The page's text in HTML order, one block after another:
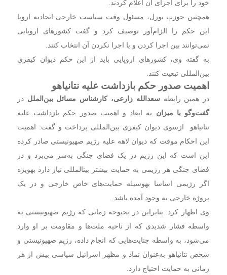
خود را برای اجرای آن اعلام کردند.
همچنین جوزپ بورل، مسئول وقت سیاست خارجی اتحادیه اروپا
این حکم را الزام‌آور توصیف کرد و گفت کشور‌های اروپایی
نمی‌توانند بین اجرا کردن و یا اجرا نکردن آن انتخاب کنند.
به گفته وی، کشور‌های اروپایی باید از این حکم دیوان کیفری
بین‌المللی تبعیت کنند.
اهمیت صدور حکم بازداشت علیه نتانیاهو
در همین رابطهسعدالله زارعی، کارشناس مسائل بین‌الملل در
گفت‌وگو با میزان به ابعاد و اهمیت صدور حکم بازداشت علیه
نتانیاهو ازسوی دیوان کیفری بین‌المللی پرداخت و گفت: اهمیت
این احکام موقت که دیوان لاهه علیه رژیم صهیونیستی صادر کرده
این است که این رژیم در یک فضای جنگی به‌سر می‌برد و در
فضای جنگی هر رژیمی به حمایت بیشتر بین‎المللی نیاز دارد به‎ویژه
اگر رژیمی اساسا به‎وسیله حمایت‌های خاص خارجی و در یک
پروژه خارجی به وجود آمده باشد.
وی اظهار کرد: بنابراین در بحبوحه زمانی که رژیم صهیونیستی به
واسطه فشار شدیدی که از ناحیه ملت‌ها و مقاومت بر او وارد
می‌شود، به واسطه جنایت‌هایی که انجام داده، رژیم صهیونیستی و
شخص نتانیاهو به‌عنوان نماد و مظهر اسرائیل سیاسی بیش از هر
زمانی به حمایت احتیاج دارد.